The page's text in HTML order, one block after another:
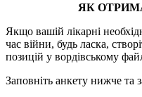
ЯК
Якщо вашій лікарні
час війни, будь ласка,
позицій у вордівському
Заповніть анкету нижче та